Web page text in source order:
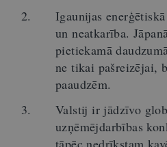
Igaunijas
un neatkarība.
pietiekamā
ne tikai pašreizējai,
paaudzēm.
Valstij ir jādzīvo
uzņēmējdarbības